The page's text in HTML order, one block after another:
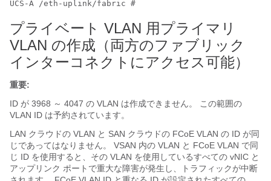
プライベート VLAN 用プライマリ
VLAN の作成（両方のファブリック
インターコネクトにアクセス可能）
重要:
ID が 3968 ～ 4047 の VLAN は作成できません。 この範囲の
VLAN ID は予約されています。
LAN クラウドの VLAN と SAN クラウドの FCoE VLAN の ID が同
じであってはなりません。 VSAN 内の VLAN と FCoE VLAN で同
じ ID を使用すると、その VLAN を使用しているすべての vNIC と
アップリンク ポートで重大な障害が発生し、トラフィックが中断